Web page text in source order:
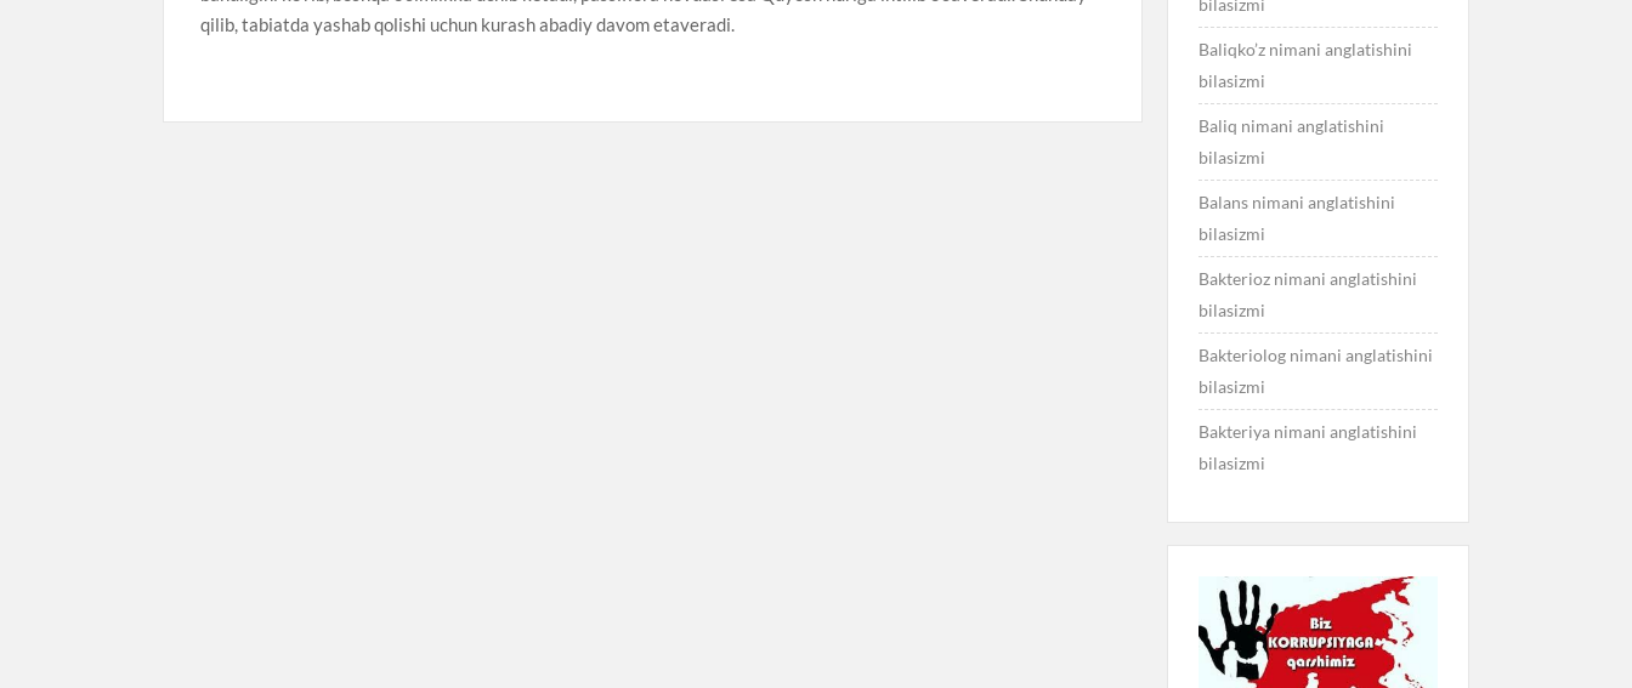
qilib, tabiatda yashab qolishi uchun kurash abadiy davom etaveradi.
Baliqko’z nimani anglatishini
bilasizmi
Baliq nimani anglatishini
bilasizmi
Balans nimani anglatishini
bilasizmi
Bakterioz nimani anglatishini
bilasizmi
Bakteriolog nimani anglatishini
bilasizmi
Bakteriya nimani anglatishini
bilasizmi